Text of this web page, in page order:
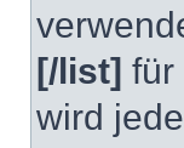
[/list] für
wird